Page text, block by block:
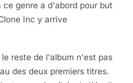
genre a d'abord pour but
Inc y arrive
reste de l'album n'est pas
des deux premiers titres.